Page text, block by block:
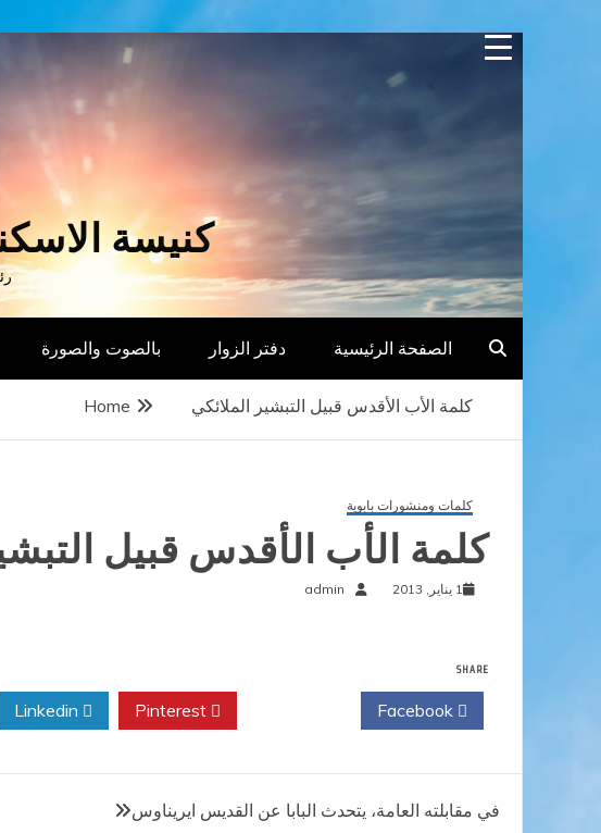
Skip
كنيسة
الصفحة الرئيسية دفتر الزوار بالصوت والصورة
Home كلمة الأب الأقدس قبيل التبشير الملائكي
كلمات ومنشورات بابوية
كلمة الأب الأقدس قبيل
1 يناير, 2013 admin
SHARE
تصفّح
في مقابلته العامة، يتحدث البابا عن القديس ايريناوس